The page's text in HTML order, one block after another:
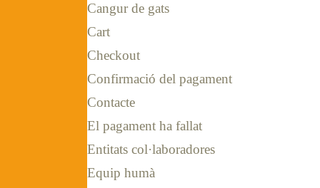
Cangur de gats
Cart
Checkout
Confirmació del pagament
Contacte
El pagament ha fallat
Entitats col·laboradores
Equip humà